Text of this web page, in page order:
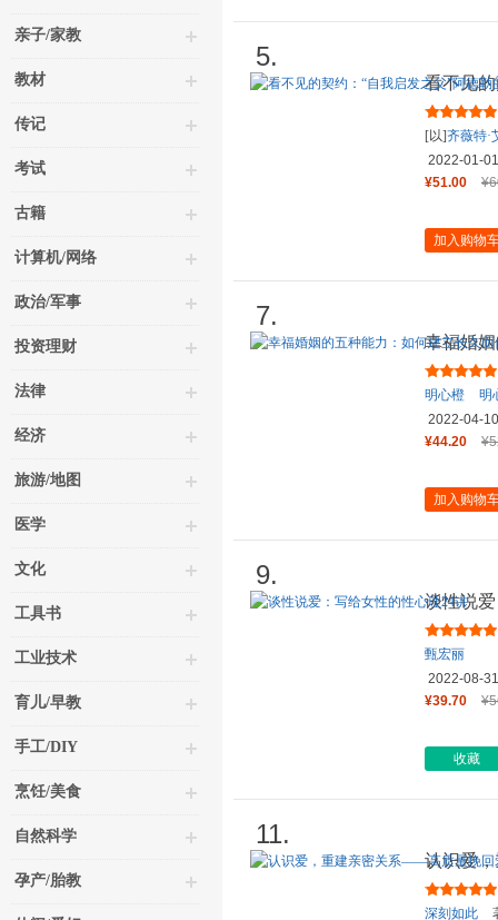
亲子/家教
教材
传记
考试
古籍
计算机/网络
政治/军事
投资理财
法律
经济
旅游/地图
医学
文化
工具书
工业技术
育儿/早教
手工/DIY
烹饪/美食
自然科学
孕产/胎教
5.
看不见
婚姻课
[以]齐薇特·
2022-01-01
¥51.00
加入购物
7.
幸福婚
康的亲
明心橙
明
2022-04-10
¥44.20
加入购物
9.
谈性说
甄宏丽
2022-08-31
¥39.70
收藏
11.
认识爱
情
深刻如此